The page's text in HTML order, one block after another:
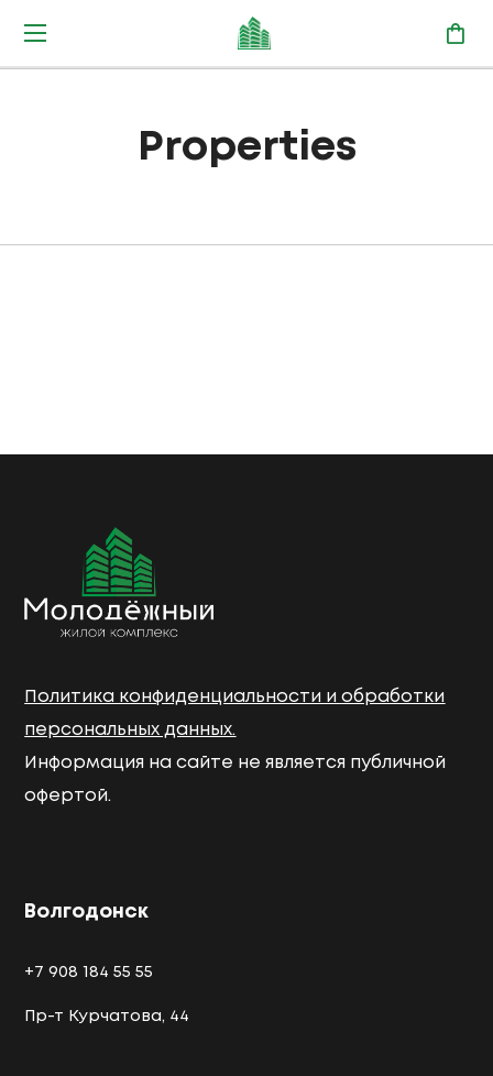
Properties
Политика конфиденциальности и обработки
персональных данных.
Информация на сайте не является публичной
офертой.
Волгодонск
+7 908 184 55 55
Пр-т Курчатова, 44